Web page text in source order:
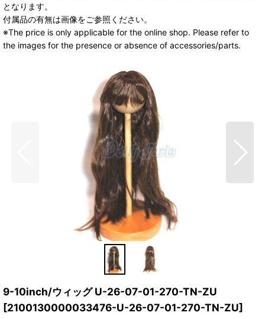
となります。
付属品の有無は画像をご参照ください。
※The price is only applicable for the online shop. Please refer to
the images for the presence or absence of accessories/parts.
9-10inch/ウィッグ U-26-07-01-270-TN-ZU
[2100130000033476-U-26-07-01-270-TN-ZU]